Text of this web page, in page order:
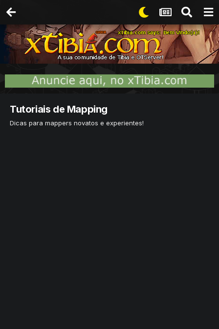
Tutoriais de Mapping
Dicas para mappers novatos e experientes!